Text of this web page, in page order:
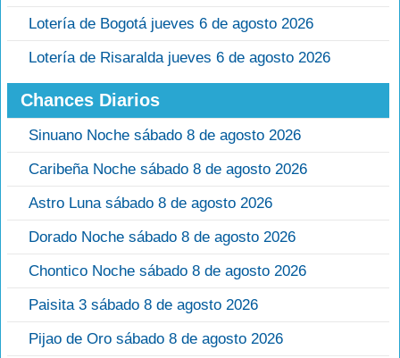
Lotería de Bogotá jueves 6 de agosto 2026
Lotería de Risaralda jueves 6 de agosto 2026
Chances Diarios
Sinuano Noche sábado 8 de agosto 2026
Caribeña Noche sábado 8 de agosto 2026
Astro Luna sábado 8 de agosto 2026
Dorado Noche sábado 8 de agosto 2026
Chontico Noche sábado 8 de agosto 2026
Paisita 3 sábado 8 de agosto 2026
Pijao de Oro sábado 8 de agosto 2026